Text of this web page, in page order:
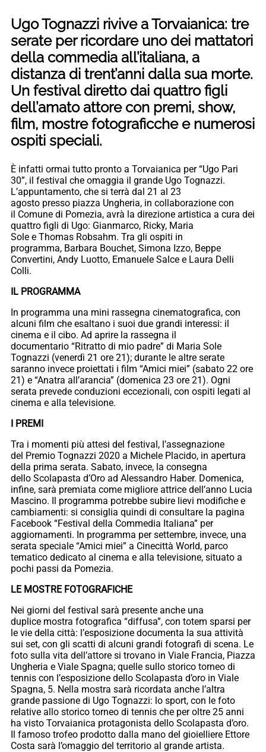
Ugo Tognazzi rivive a Torvaianica: tre
serate per ricordare uno dei mattatori
della commedia all’italiana, a
distanza di trent’anni dalla sua morte.
Un festival diretto dai quattro figli
dell’amato attore con premi, show,
film, mostre fotograficche e numerosi
ospiti speciali.
È infatti ormai tutto pronto a Torvaianica per “Ugo Pari
30”, il festival che omaggia il grande Ugo Tognazzi.
L’appuntamento, che si terrà dal 21 al 23
agosto presso piazza Ungheria, in collaborazione con
il Comune di Pomezia, avrà la direzione artistica a cura dei
quattro figli di Ugo: Gianmarco, Ricky, Maria
Sole e Thomas Robsahm. Tra gli ospiti in
programma, Barbara Bouchet, Simona Izzo, Beppe
Convertini, Andy Luotto, Emanuele Salce e Laura Delli
Colli.
IL PROGRAMMA
In programma una mini rassegna cinematografica, con
alcuni film che esaltano i suoi due grandi interessi: il
cinema e il cibo. Ad aprire la rassegna il
documentario “Ritratto di mio padre” di Maria Sole
Tognazzi (venerdì 21 ore 21); durante le altre serate
saranno invece proiettati i film “Amici miei” (sabato 22 ore
21) e “Anatra all’arancia” (domenica 23 ore 21). Ogni
serata prevede conduzioni eccezionali, con ospiti legati al
cinema e alla televisione.
I PREMI
Tra i momenti più attesi del festival, l’assegnazione
del Premio Tognazzi 2020 a Michele Placido, in apertura
della prima serata. Sabato, invece, la consegna
dello Scolapasta d’Oro ad Alessandro Haber. Domenica,
infine, sarà premiata come migliore attrice dell’anno Lucia
Mascino. Il programma potrebbe subire lievi modifiche e
cambiamenti: si consiglia quindi di consultare la pagina
Facebook “Festival della Commedia Italiana” per
aggiornamenti. In programma per settembre, invece, una
serata speciale “Amici miei” a Cinecittà World, parco
tematico dedicato al cinema e alla televisione, situato a
pochi passi da Pomezia.
LE MOSTRE FOTOGRAFICHE
Nei giorni del festival sarà presente anche una
duplice mostra fotografica “diffusa”, con totem sparsi per
le vie della città: l’esposizione documenta la sua attività
sui set, con gli scatti di alcuni grandi fotografi di scena. Le
foto sulla vita dell’attore si trovano in Viale Francia, Piazza
Ungheria e Viale Spagna; quelle sullo storico torneo di
tennis con l’esposizione dello Scolapasta d’oro in Viale
Spagna, 5. Nella mostra sarà ricordata anche l’altra
grande passione di Ugo Tognazzi: lo sport, con le foto
relative allo storico torneo di tennis che per oltre 25 anni
ha visto Torvaianica protagonista dello Scolapasta d’oro.
Il famoso trofeo prodotto dalla mano del gioielliere Ettore
Costa sarà l’omaggio del territorio al grande artista.